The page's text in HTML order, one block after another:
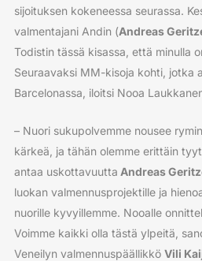
sijoituksen kokeneessa seurassa.
valmentajani Andin (Andreas
Todistin tässä kisassa, että minulla
Seuraavaksi MM-kisoja kohti, jotka
Barcelonassa, iloitsi Nooa
– Nuori sukupolvemme nousee
kärkeä, ja tähän olemme erittäin
antaa uskottavuutta Andreas
luokan valmennusprojektille ja
nuorille kyvyillemme. Nooalle
Voimme kaikki olla tästä ylpeitä,
Veneilyn valmennuspäällikkö Vili